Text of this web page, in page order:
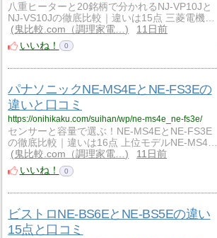
八重ヒーターと20銘柄で分かれるNJ-VP10Jと
NJ-VS10Jの徹底比較｜違いは15点 三菱電機…
鬼比較.com（調理家電…
11日前
いいね！
0
パナソニックNE-MS4EとNE-FS3Eの
違いと口コミ
https://onihikaku.com/suihan/wp/ne-ms4e_ne-fs3e/
センサーと容量で選ぶ！NE-MS4EとNE-FS3E
の徹底比較｜違いは16点 上位モデルNE-MS4…
鬼比較.com（調理家電…
11日前
いいね！
0
ビストロNE-BS6EとNE-BS5Eの違い
15点と口コミ